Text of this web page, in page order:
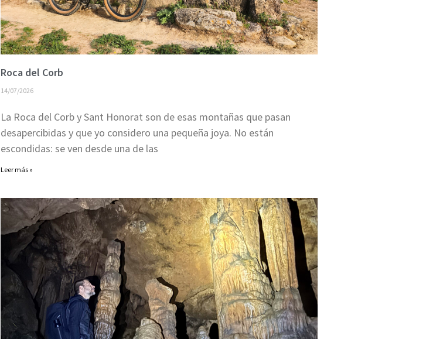
Roca del Corb
14/07/2026
La Roca del Corb y Sant Honorat son de esas montañas que pasan
desapercibidas y que yo considero una pequeña joya. No están
escondidas: se ven desde una de las
Leer más »